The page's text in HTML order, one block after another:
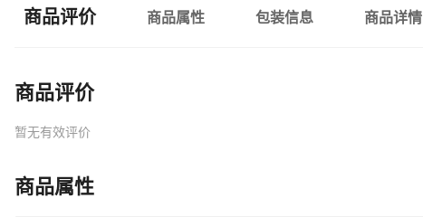
商品评价 商品属性 包装信息 商品详情
商品评价
暂无有效评价
商品属性